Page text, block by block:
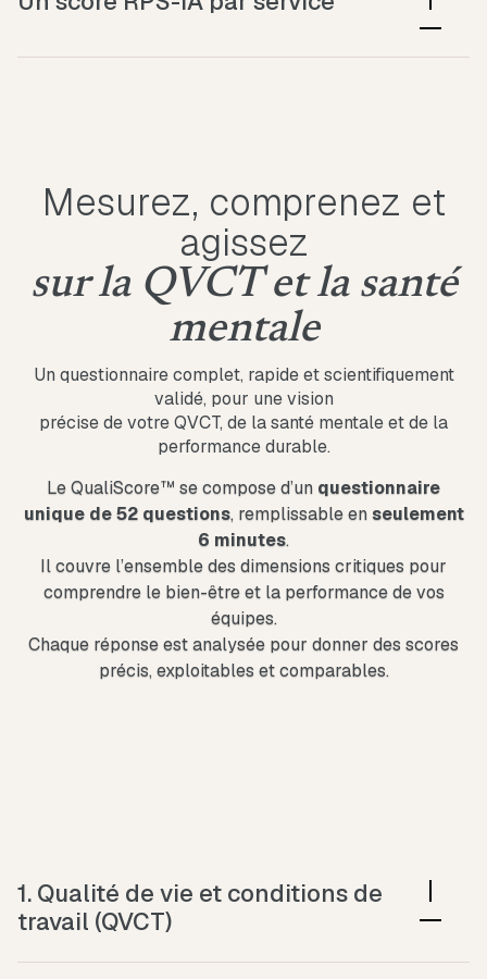
action plans where they will have the greatest effect.
Mesurez, comprenez et
agissez
sur la QVCT et la santé
mentale
Un questionnaire complet, rapide et scientifiquement
validé, pour une vision
précise de votre QVCT, de la santé mentale et de la
performance durable.
Le QualiScore™ se compose d’un questionnaire
unique de 52 questions, remplissable enseulement
6 minutes.
Il couvre l’ensemble des dimensions critiques pour
comprendre le bien-être et la performance de vos
équipes.
Chaque réponse est analysée pour donner des scores
précis, exploitables et comparables.
1. Qualité de vie et conditions de
travail (QVCT)